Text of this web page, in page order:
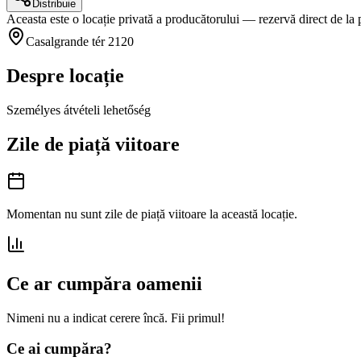
Distribuie
Aceasta este o locație privată a producătorului — rezervă direct de la
Casalgrande tér 2120
Despre locație
Személyes átvételi lehetőség
Zile de piață viitoare
Momentan nu sunt zile de piață viitoare la această locație.
Ce ar cumpăra oamenii
Nimeni nu a indicat cerere încă. Fii primul!
Ce ai cumpăra?